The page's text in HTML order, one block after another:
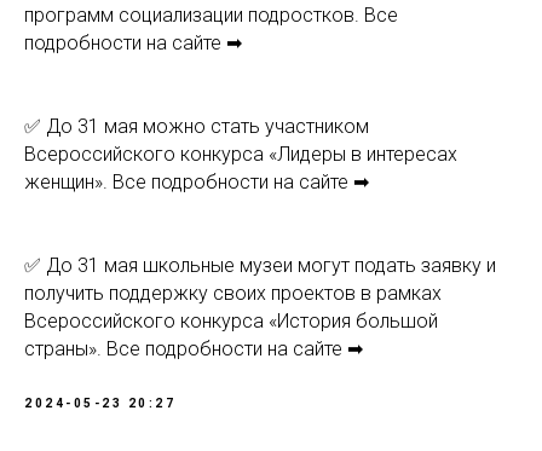
программ социализации подростков. Все
подробности на сайте ➡
✅ До 31 мая можно стать участником
Всероссийского конкурса «Лидеры в интересах
женщин». Все подробности на сайте ➡
✅ До 31 мая школьные музеи могут подать заявку и
получить поддержку своих проектов в рамках
Всероссийского конкурса «История большой
страны». Все подробности на сайте ➡
2024-05-23 20:27